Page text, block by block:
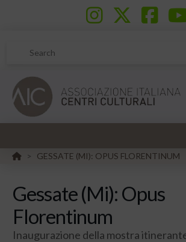
Search
HOME
> GESSATE (MI): OPUS FLORENTINUM
Gessate (Mi): Opus
Florentinum
Inaugurazione della mostra